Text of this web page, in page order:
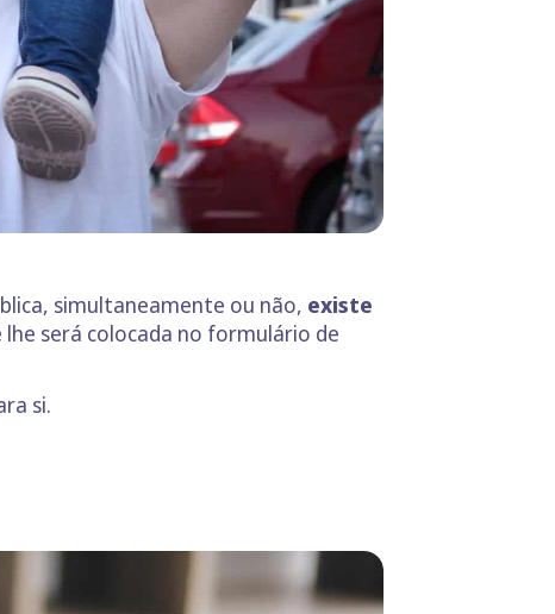
simultaneamente ou não, existe
lhe será colocada no formulário de
si.